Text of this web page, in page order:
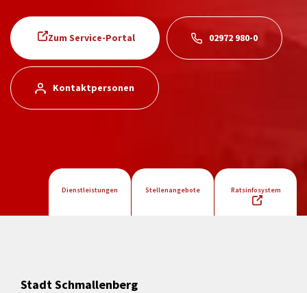
Zum Service-Portal 02972 980-0
Kontaktpersonen
Dienstleistungen Stellenangebote Ratsinfosystem
Stadt Schmallenberg